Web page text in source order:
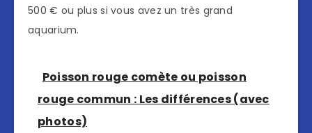
500 € ou plus si vous avez un très grand
aquarium.
Poisson rouge comète ou poisson
rouge commun : Les différences (avec
photos)